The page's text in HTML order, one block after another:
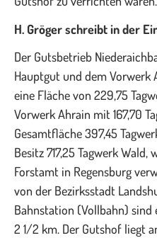
H. Gröger schreibt in der
Der Gutsbetrieb
Hauptgut und dem Vorwerk
eine Fläche von 229,75
Vorwerk Ahrain mit 167,70
Gesamtfläche 397,45
Besitz 717,25 Tagwerk
Forstamt in Regensburg
von der Bezirksstadt
Bahnstation (Vollbahn) sind
2 1/2 km. Der Gutshof liegt